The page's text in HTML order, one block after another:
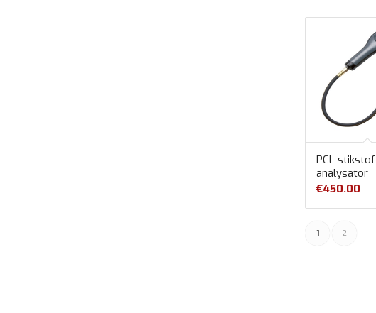
PCL stikstof
analysator
€450.00
1 2